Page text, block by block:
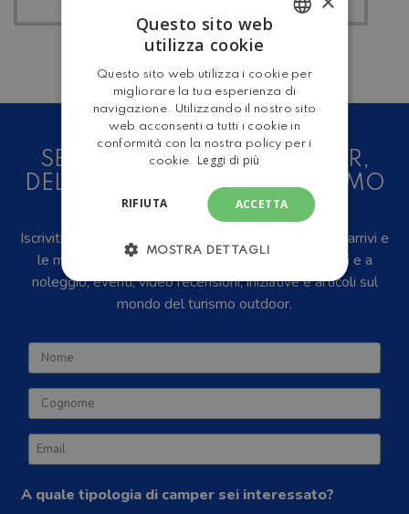
SEI UN AMANTE DEL CAMPER,
DELLE CARAVAN E DEL TURISMO
ALL'ARIA APERTA?
Iscriviti alla newsletter, riceverai in anteprima i nuovi arrivi e
le migliori offerte su camper e caravan nuovi, usati e a
noleggio, eventi, video recensioni, iniziative e articoli sul
mondo del turismo outdoor.
A quale tipologia di camper sei interessato?
ENGLISH
Questo sito web
utilizza cookie
Questo sito web utilizza i cookie per
migliorare la tua esperienza di
navigazione. Utilizzando il nostro sito
web acconsenti a tutti i cookie in
conformità con la nostra policy per i
cookie.
Leggi di più
ACCETTA
RIFIUTA
MOSTRA DETTAGLI